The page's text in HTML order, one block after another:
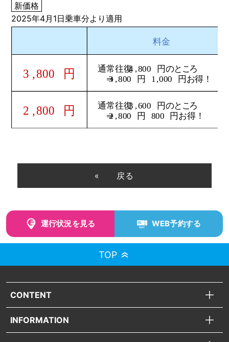
新価格
2025年4月1日乗車分より適用
戻る
運行状況を見る WEB予約する
TOP
CONTENT
INFORMATION